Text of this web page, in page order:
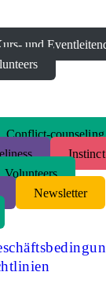
und
Conflict-counseling
Volunteers
Newsletter